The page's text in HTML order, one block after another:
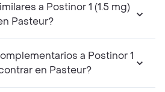
a Postinor 1 (1.5 mg)
Pasteur?
a Postinor 1
en Pasteur?